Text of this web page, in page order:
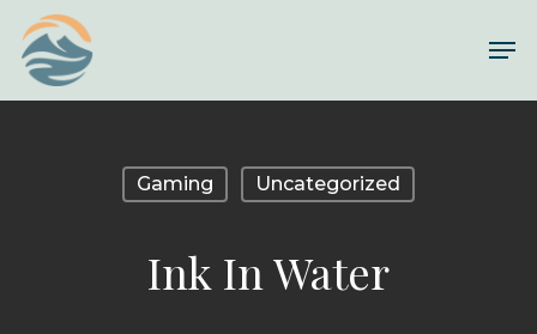
main
content
Gaming Uncategorized
Ink In Water
Menu